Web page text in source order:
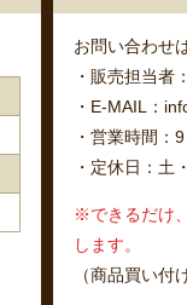
お問い合わせ
・販売担当者
・E-MAIL：
・営業時間：
・定休日：土
※できるだけ
します。
（商品買い付